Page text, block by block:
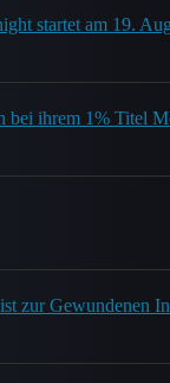
startet am 19.
bei ihrem 1% Titel
zur Gewundenen